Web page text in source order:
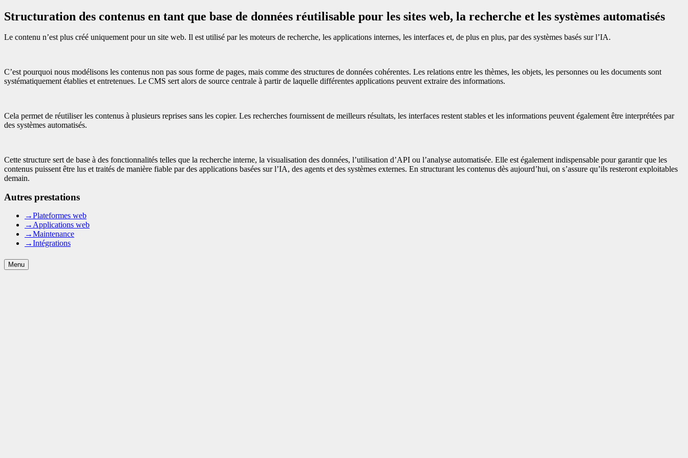
Structuration des contenus en tant que base de données réutilisable pour les sites web, la recherche et les systèmes automatisés
Le contenu n’est plus créé uniquement pour un site web. Il est utilisé par les moteurs de recherche, les applications internes, les interfaces et, de plus en plus, par des systèmes basés sur l’IA.
C’est pourquoi nous modélisons les contenus non pas sous forme de pages, mais comme des structures de données cohérentes. Les relations entre les thèmes, les objets, les personnes ou les documents sont
systématiquement établies et entretenues. Le CMS sert alors de source centrale à partir de laquelle différentes applications peuvent extraire des informations.
Cela permet de réutiliser les contenus à plusieurs reprises sans les copier. Les recherches fournissent de meilleurs résultats, les interfaces restent stables et les informations peuvent également être interprétées par
des systèmes automatisés.
Cette structure sert de base à des fonctionnalités telles que la recherche interne, la visualisation des données, l’utilisation d’API ou l’analyse automatisée. Elle est également indispensable pour garantir que les
contenus puissent être lus et traités de manière fiable par des applications basées sur l’IA, des agents et des systèmes externes. En structurant les contenus dès aujourd’hui, on s’assure qu’ils resteront exploitables
demain.
Autres prestations
→Plateformes web
→ Applications web
→Maintenance
→Intégrations
Menu